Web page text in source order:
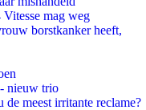
mag weg
borstkanker heeft,
nieuw trio
meest irritante reclame?